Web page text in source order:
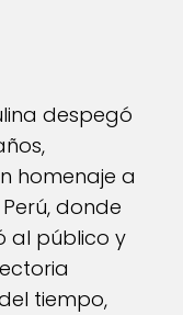
despegó
homenaje a
donde
al público y
tiempo,